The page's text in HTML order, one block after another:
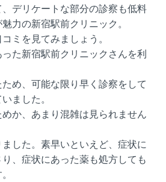
デリケートな部分の診察も低料
力の新宿駅前クリニック。
ミを見てみましょう。
った新宿駅前クリニックさんを利
め、可能な限り早く診察をして
ました。
か、あまり混雑は見られません
した。素早いといえど、症状に
、症状にあった薬も処方しても